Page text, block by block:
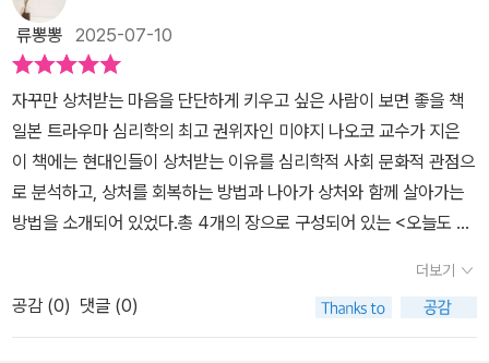
📌 받은 상처, 그리고 내가 준 상처 내가 받은 상처를 기억하며, 나
도 누군가에게 상처를 주었을지 모른다는 생각에 잠시 마음이 멈췄
다. “나는 누군가의 고통을 알아차릴 수 있는 사람인가?” 공감은
단지 말의 기술이 아니라, 상처를 인정하고 마주하는 용기에서 시작
된다는 걸 알게 되었다. 📌 치유의 시작은 ‘괜찮지 않아도 괜찮
다’는 말에서 이 책은 회복을 말하지만, “다 괜찮아질 거야”라는 말
대신 그저, 그 자리에 있어도 괜찮아. 당신이 그만큼 버텨왔다는 사실
만으로도 충분하다고 말해준다. 책을 읽는 동안, 누군가에게 무해한
존재가 되고 싶었던 내 마음이 위로받는 느낌이었다.괜찮지 않아도
되는 하루, 그 하루를 통과할 수 있게 도와주는 책이다. 📌 이런 분
류뽕뽕 2025-07-10
자꾸만 상처받는 마음을 단단하게 키우고 싶은 사람이 보면 좋을 책
일본 트라우마 심리학의 최고 권위자인 미야지 나오코 교수가 지은
이 책에는 현대인들이 상처받는 이유를 심리학적 사회 문화적 관점으
로 분석하고, 상처를 회복하는 방법과 나아가 상처와 함께 살아가는
방법을 소개되어 있었다.총 4개의 장으로 구성되어 있는 <오늘도 견
인 오프라인 두 축을 이루는 이 시대의 모습에서 그 이유를 설명해 주
었는데, 개인적으로 잘 알고 있지만 놓쳤던 부분을 집어준 것 같아 인
상적이었다.이런 세상에서 의식적으로 '마음의 쉴 시간'을 확보하지
더보기
공감 (0) 댓글 (0)